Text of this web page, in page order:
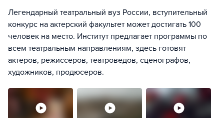
Легендарный театральный вуз России, вступительный
конкурс на актерский факультет может достигать 100
человек на место. Институт предлагает программы по
всем театральным направлениям, здесь готовят
актеров, режиссеров, театроведов, сценографов,
художников, продюсеров.